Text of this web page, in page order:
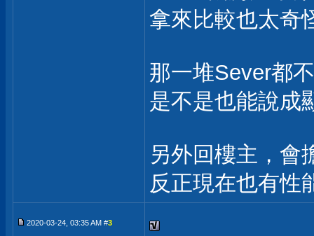
拿來比較也太奇
那一堆Sever都
是不是也能說成
另外回樓主，會
反正現在也有性
2020-03-24, 03:35 AM #3